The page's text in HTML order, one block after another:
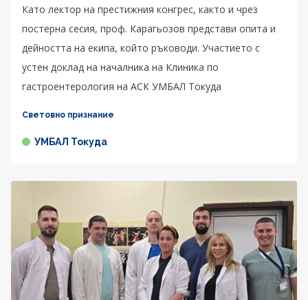
Като лектор на престижния конгрес, както и чрез
постерна сесия, проф. Карагьозов представи опита и
дейността на екипа, който ръководи. Участието с
устен доклад на началника на Клиника по
гастроентерология на АСК УМБАЛ Токуда
Световно признание
УМБАЛ Токуда